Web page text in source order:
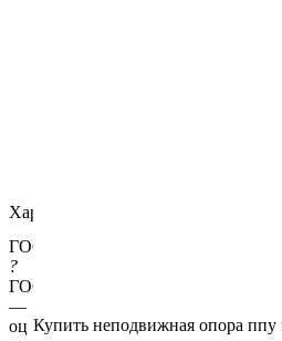
Купить неподвижная опора ппу
Характеристики
ГОСТ несущей трубы
?
ГОСТ основной трубы
—
оц 10704